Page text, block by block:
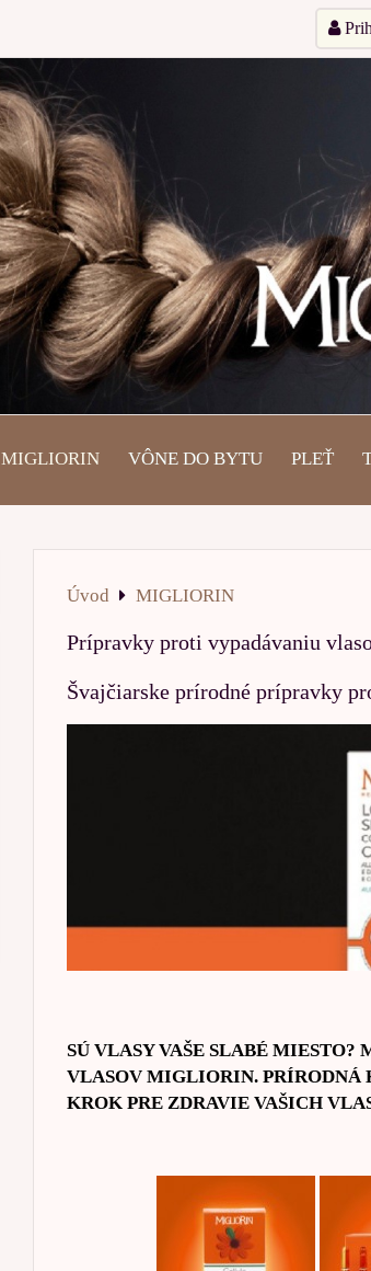
MIGLIORIN VÔNE DO BYTU PLEŤ
Úvod MIGLIORIN
Prípravky proti vypadávaniu
Švajčiarske prírodné prípravky
SÚ VLASY VAŠE SLABÉ
VLASOV MIGLIORIN. PRÍRODNÁ
KROK PRE ZDRAVIE VAŠICH